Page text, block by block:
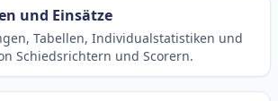
und Einsätze
Tabellen, Individualstatistiken und
Schiedsrichtern und Scorern.